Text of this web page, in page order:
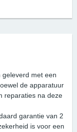
met een
de apparatuur
reparaties na deze
garantie van 2
is voor een